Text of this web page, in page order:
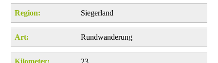
Region: Siegerland
Art: Rundwanderung
Kilometer: 23